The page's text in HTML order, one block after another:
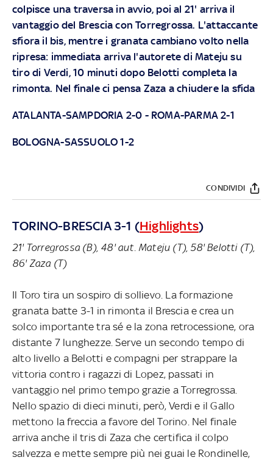
colpisce una traversa in avvio, poi al 21' arriva il
vantaggio del Brescia con Torregrossa. L'attaccante
sfiora il bis, mentre i granata cambiano volto nella
ripresa: immediata arriva l'autorete di Mateju su
tiro di Verdi, 10 minuti dopo Belotti completa la
rimonta. Nel finale ci pensa Zaza a chiudere la sfida
ATALANTA-SAMPDORIA 2-0 - ROMA-PARMA 2-1
BOLOGNA-SASSUOLO 1-2
CONDIVIDI
TORINO-BRESCIA 3-1 (Highlights)
21' Torregrossa (B), 48' aut. Mateju (T), 58' Belotti (T),
86' Zaza (T)
Il Toro tira un sospiro di sollievo. La formazione
granata batte 3-1 in rimonta il Brescia e crea un
solco importante tra sé e la zona retrocessione, ora
distante 7 lunghezze. Serve un secondo tempo di
alto livello a Belotti e compagni per strappare la
vittoria contro i ragazzi di Lopez, passati in
vantaggio nel primo tempo grazie a Torregrossa.
Nello spazio di dieci minuti, però, Verdi e il Gallo
mettono la freccia a favore del Torino. Nel finale
arriva anche il tris di Zaza che certifica il colpo
salvezza e mette sempre più nei guai le Rondinelle,